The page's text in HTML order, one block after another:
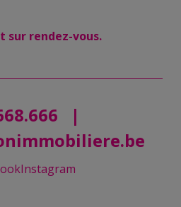
rendez-vous.
|
Instagram